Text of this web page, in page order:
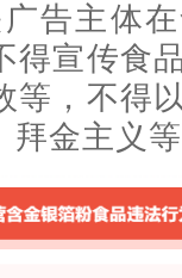
广告主体
得宣传食
等，不得
拜金主义